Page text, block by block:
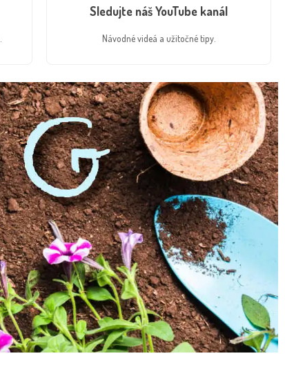
Sledujte náš YouTube kanál
Návodné videá a užitočné tipy.